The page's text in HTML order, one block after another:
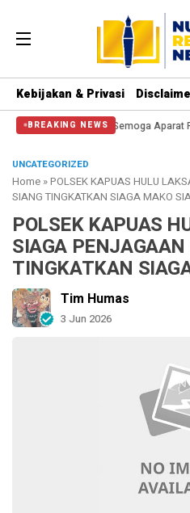
Kebijakan & Privasi
BREAKING NEWS
Kuda: Semoga Aparat Punya Hati
UNCATEGORIZED
Home »POLSEK KAPUAS HULU
SIANG TINGKATKAN SIAGA MAKO
POLSEK KAPUAS
SIAGA
TINGKATKAN
Tim Humas
3 Jun 2026